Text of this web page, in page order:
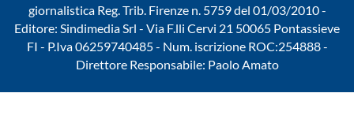
giornalistica Reg. Trib. Firenze n. 5759 del 01/03/2010 -
Editore: Sindimedia Srl - Via F.lli Cervi 21 50065 Pontassieve
FI - P.Iva 06259740485 - Num. iscrizione ROC:254888 -
Direttore Responsabile: Paolo Amato